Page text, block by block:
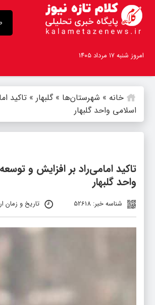
امروز شنبه ۱۷ مرداد ۱۴۰۵
خانه » شهرستان‌ها »گلبهار » تاکید
اسلامی واحد گلبهار
تاکید امامی‌راد بر افزایش و
واحد گلبهار
شناسه خبر: 52618 تاریخ و زمان ارسال: 30 اردیبهشت